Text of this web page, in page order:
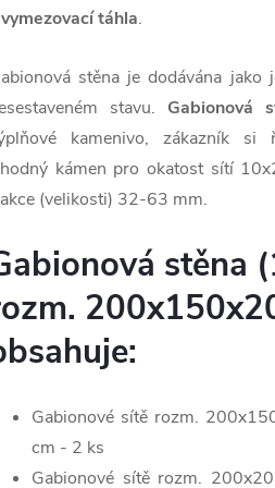
vymezovací táhla.
stěna je dodávána jako
stavu. Gabionová
kamenivo, zákazník si
kámen pro okatost sítí
(velikosti) 32-63 mm.
stěna
Gabionové sítě rozm.
cm - 2 ks
Gabionové sítě rozm.